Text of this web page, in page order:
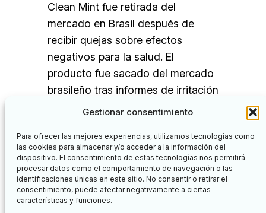
Gestionar consentimiento
Para ofrecer las mejores experiencias, utilizamos tecnologías como
las cookies para almacenar y/o acceder a la información del
dispositivo. El consentimiento de estas tecnologías nos permitirá
procesar datos como el comportamiento de navegación o las
identificaciones únicas en este sitio. No consentir o retirar el
consentimiento, puede afectar negativamente a ciertas
características y funciones.
Clean Mint fue retirada del
mercado en Brasil después de
recibir quejas sobre efectos
negativos para la salud. El
producto fue sacado del mercado
brasileño tras informes de irritación
en la boca vinculados a su nueva
Facebook
Twitter